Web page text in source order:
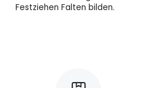
Festziehen Falten bilden.